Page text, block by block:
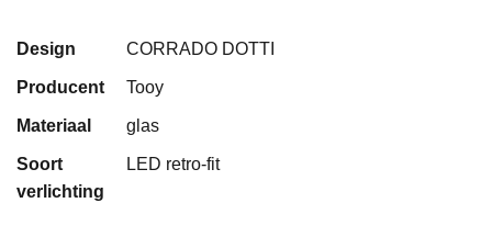
Design CORRADO DOTTI
Producent Tooy
Materiaal glas
Soort
verlichting
LED retro-fit